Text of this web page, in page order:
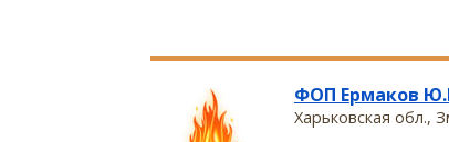
ФОП Ермаков
Харьковская обл.,